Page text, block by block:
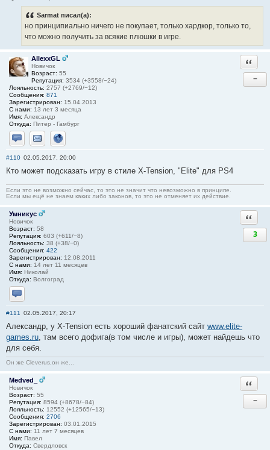
Sarmat писал(а):
но принципиально ничего не покупает, только хардкор, только то,
что можно получить за всякие плюшки в игре.
AllexxGL
Новичок
Возраст: 55
Репутация: 3534 (+3558/−24)
Лояльность: 2757 (+2769/−12)
Сообщения: 871
Зарегистрирован: 15.04.2013
С нами: 13 лет 3 месяца
Имя: Александр
Откуда: Питер - Гамбург
Отправить личное сообщение
Отправить email
Сайт
−
#110 02.05.2017, 20:00
Кто может подсказать игру в стиле X-Tension, "Elite" для PS4
Если это не возможно сейчас, то это не значит что невозможно в принципе.
Если мы ещё не знаем каких либо законов, то это не отменяет их действие.
Умникус
Новичок
Возраст: 58
Репутация: 603 (+611/−8)
Лояльность: 38 (+38/−0)
Сообщения: 422
Зарегистрирован: 12.08.2011
С нами: 14 лет 11 месяцев
Имя: Николай
Откуда: Волгоград
Отправить личное сообщение
3
#111 02.05.2017, 20:17
Александр, у X-Tension есть хороший фанатский сайт www.elite-
games.ru, там всего дофига(в том числе и игры), может найдешь что
для себя.
Он же Cleverus,он же...
Medved_
Новичок
Возраст: 55
Репутация: 8594 (+8678/−84)
Лояльность: 12552 (+12565/−13)
Сообщения: 2706
Зарегистрирован: 03.01.2015
С нами: 11 лет 7 месяцев
Имя: Павел
Откуда: Свердловск
−